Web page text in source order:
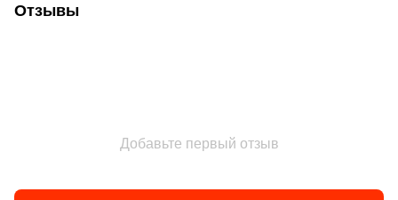
Отзывы
Добавьте первый отзыв